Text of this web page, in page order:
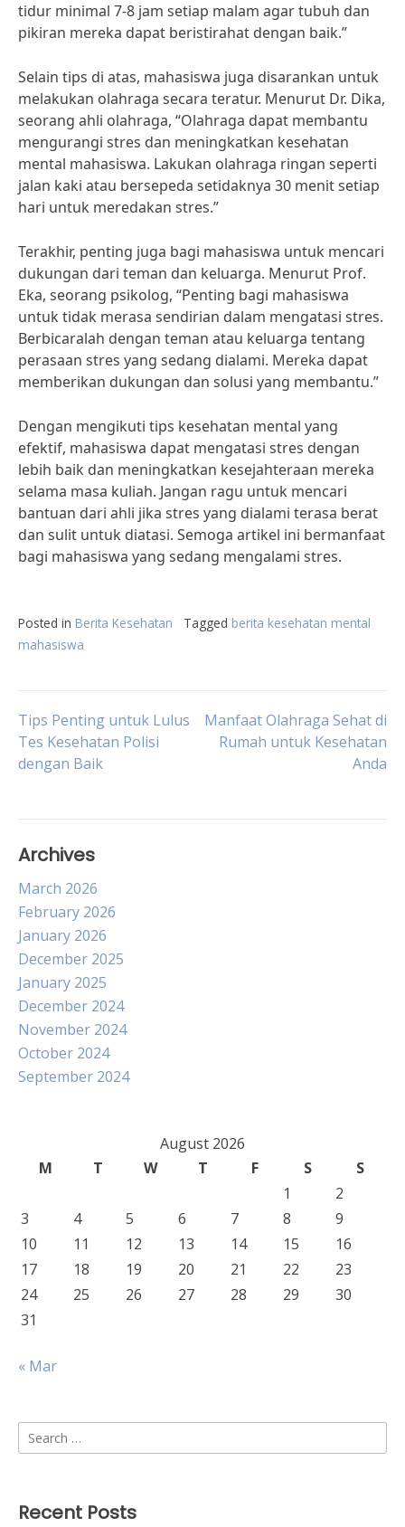
tidur minimal 7-8 jam setiap malam agar tubuh dan
pikiran mereka dapat beristirahat dengan baik.”
Selain tips di atas, mahasiswa juga disarankan untuk
melakukan olahraga secara teratur. Menurut Dr. Dika,
seorang ahli olahraga, “Olahraga dapat membantu
mengurangi stres dan meningkatkan kesehatan
mental mahasiswa. Lakukan olahraga ringan seperti
jalan kaki atau bersepeda setidaknya 30 menit setiap
hari untuk meredakan stres.”
Terakhir, penting juga bagi mahasiswa untuk mencari
dukungan dari teman dan keluarga. Menurut Prof.
Eka, seorang psikolog, “Penting bagi mahasiswa
untuk tidak merasa sendirian dalam mengatasi stres.
Berbicaralah dengan teman atau keluarga tentang
perasaan stres yang sedang dialami. Mereka dapat
memberikan dukungan dan solusi yang membantu.”
Dengan mengikuti tips kesehatan mental yang
efektif, mahasiswa dapat mengatasi stres dengan
lebih baik dan meningkatkan kesejahteraan mereka
selama masa kuliah. Jangan ragu untuk mencari
bantuan dari ahli jika stres yang dialami terasa berat
dan sulit untuk diatasi. Semoga artikel ini bermanfaat
bagi mahasiswa yang sedang mengalami stres.
Posted in Berita Kesehatan Tagged berita kesehatan mental
mahasiswa
Post
navigation
Tips Penting untuk Lulus
Tes Kesehatan Polisi
dengan Baik
Manfaat Olahraga Sehat di
Rumah untuk Kesehatan
Anda
Archives
March 2026
February 2026
January 2026
December 2025
January 2025
December 2024
November 2024
October 2024
September 2024
August 2026
M
T W T F S
S
1
2
3
4 5 6 7 8
9
10
11 12 13 14 15
16
17
18 19 20 21 22
23
24
25 26 27 28 29
30
31
« Mar
Search
for:
Recent Posts